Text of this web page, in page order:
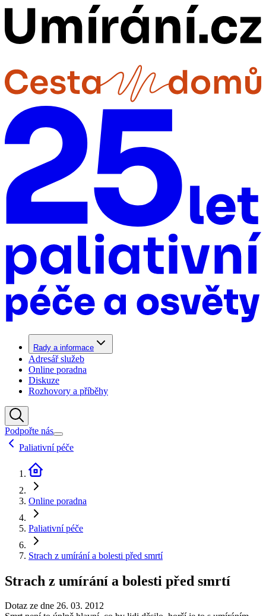
Rady a informace
Adresář služeb
Online poradna
Diskuze
Rozhovory a příběhy
Podpořte nás
Paliativní péče
Online poradna
Paliativní péče
Strach z umírání a bolesti před smrtí
Strach z umírání a bolesti před smrtí
Dotaz ze dne 26. 03. 2012